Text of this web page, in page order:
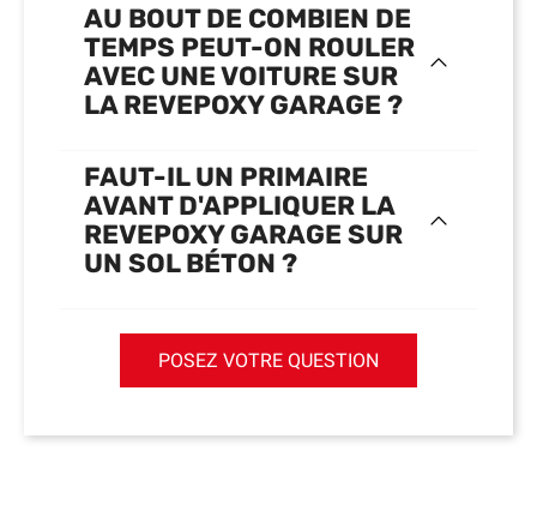
AU BOUT DE COMBIEN DE
TEMPS PEUT-ON ROULER
AVEC UNE VOITURE SUR
LA REVEPOXY GARAGE ?
FAUT-IL UN PRIMAIRE
AVANT D'APPLIQUER LA
REVEPOXY GARAGE SUR
UN SOL BÉTON ?
POSEZ VOTRE QUESTION